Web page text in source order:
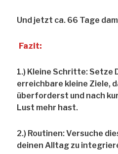
Und jetzt ca. 66 Tage
Fazit:
1.) Kleine Schritte: Setze
erreichbare kleine Ziele,
überforderst und nach
Lust mehr hast.
2.) Routinen: Versuche
deinen Alltag zu